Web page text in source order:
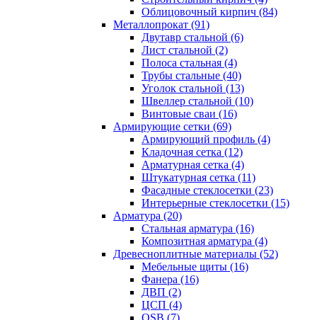
Облицовочный кирпич (84)
Металлопрокат (91)
Двутавр стальной (6)
Лист стальной (2)
Полоса стальная (4)
Трубы стальные (40)
Уголок стальной (13)
Швеллер стальной (10)
Винтовые сваи (16)
Армирующие сетки (69)
Армирующий профиль (4)
Кладочная сетка (12)
Арматурная сетка (4)
Штукатурная сетка (11)
Фасадные стеклосетки (23)
Интерьерные стеклосетки (15)
Арматура (20)
Стальная арматура (16)
Композитная арматура (4)
Древесноплитные материалы (52)
Мебельные щиты (16)
Фанера (16)
ДВП (2)
ЦСП (4)
OSB (7)